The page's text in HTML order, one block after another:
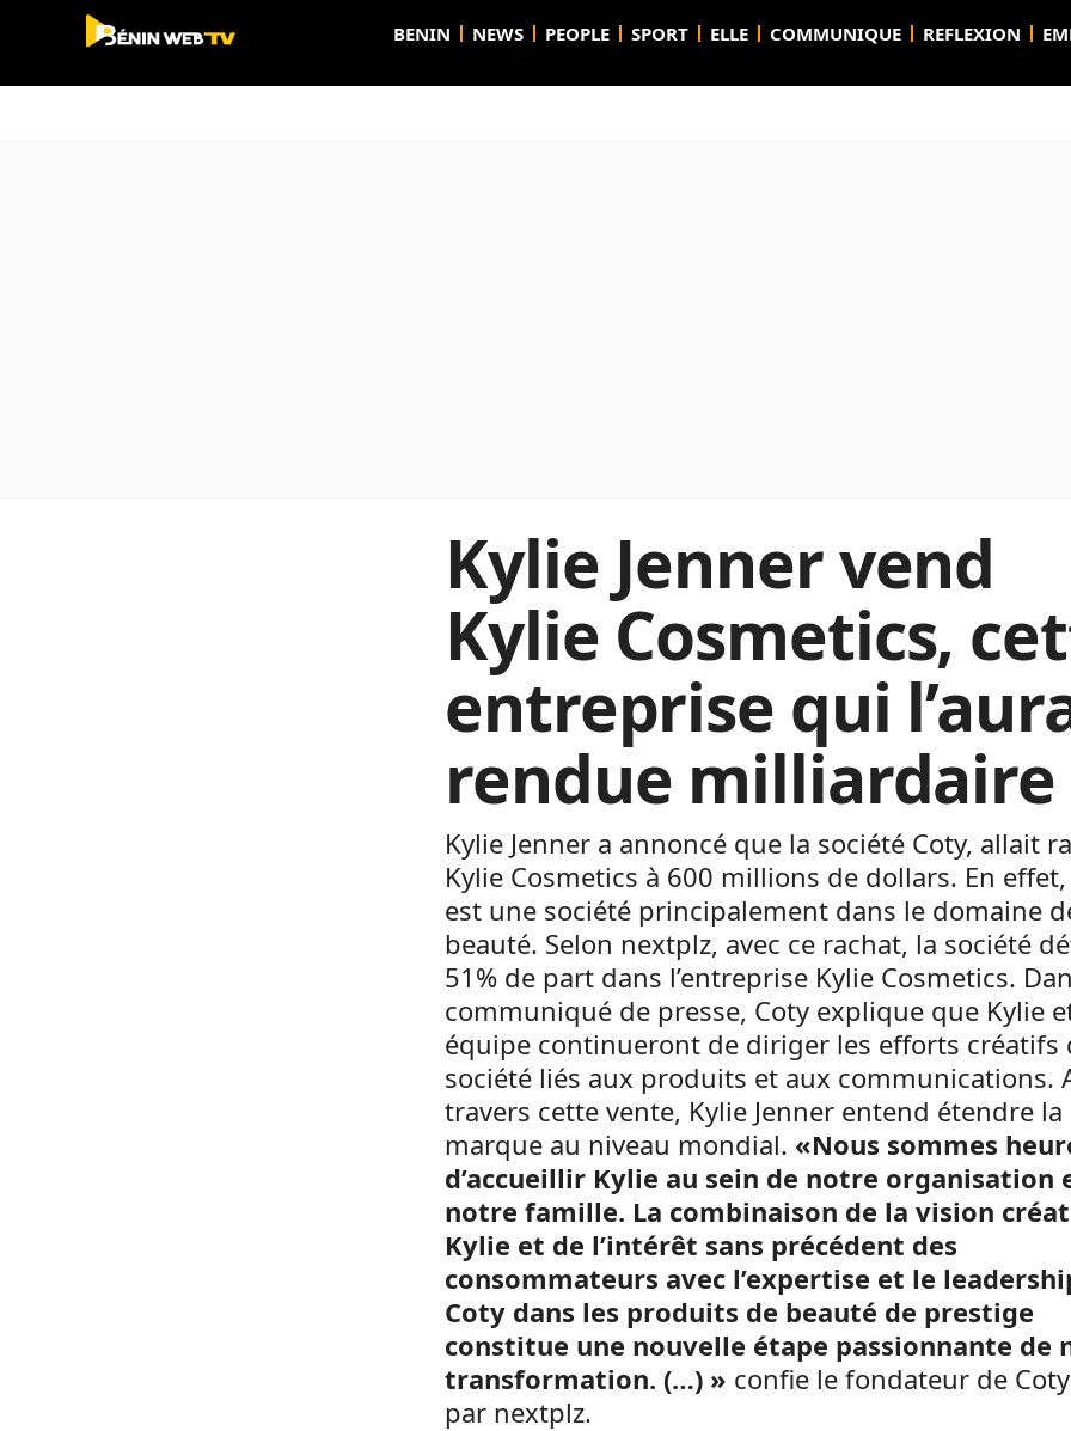
BENIN NEWS PEOPLE SPORT ELLE COMMUNIQUE REFLEXION
Kylie Jenner vend
Kylie Cosmetics,
entreprise qui
rendue milliardaire
Kylie Jenner a annoncé que la société Coty, allait
Kylie Cosmetics à 600 millions de dollars. En
est une société principalement dans le domaine
beauté. Selon nextplz, avec ce rachat, la société
51% de part dans l’entreprise Kylie Cosmetics.
communiqué de presse, Coty explique que Kylie
équipe continueront de diriger les efforts créatifs
société liés aux produits et aux communications.
travers cette vente, Kylie Jenner entend étendre la
marque au niveau mondial. «Nous sommes
d’accueillir Kylie au sein de notre organisation
notre famille. La combinaison de la vision
Kylie et de l’intérêt sans précédent des
consommateurs avec l’expertise et le
Coty dans les produits de beauté de prestige
constitue une nouvelle étape passionnante de
transformation. (…) » confie le fondateur de
par nextplz.